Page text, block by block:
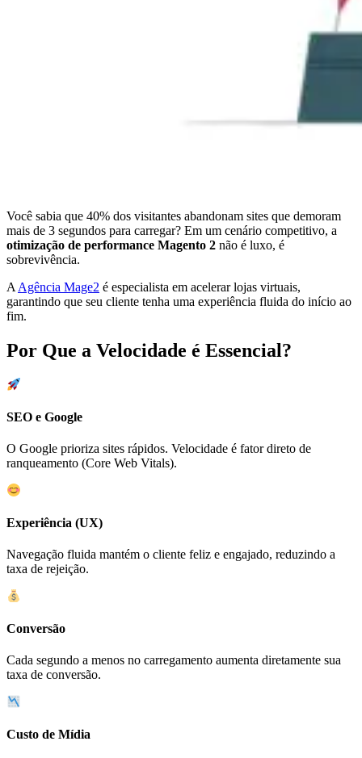
Você sabia que 40% dos visitantes abandonam sites que demoram
mais de 3 segundos para carregar? Em um cenário competitivo, a
otimização de performance Magento 2 não é luxo, é
sobrevivência.
AAgência Mage2 é especialista em acelerar lojas virtuais,
garantindo que seu cliente tenha uma experiência fluida do início ao
fim.
Por Que a Velocidade é Essencial?
SEO e Google
O Google prioriza sites rápidos. Velocidade é fator direto de
ranqueamento (Core Web Vitals).
Experiência (UX)
Navegação fluida mantém o cliente feliz e engajado, reduzindo a
taxa de rejeição.
Conversão
Cada segundo a menos no carregamento aumenta diretamente sua
taxa de conversão.
Custo de Mídia